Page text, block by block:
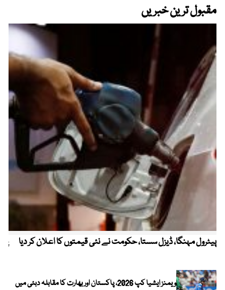
مقبول ترین خبریں
پیٹرول مہنگا، ڈیزل سستا، حکومت نے نئی قیمتوں کا اعلان کر دیا
ویمنز ایشیا کپ 2026، پاکستان اور بھارت کا مقابلہ دبئی میں